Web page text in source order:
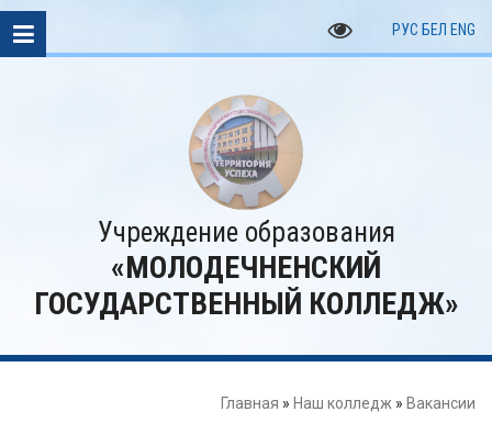
РУС БЕЛ ENG
Учреждение образования
«МОЛОДЕЧНЕНСКИЙ
ГОСУДАРСТВЕННЫЙ КОЛЛЕДЖ»
Главная » Наш колледж » Вакансии